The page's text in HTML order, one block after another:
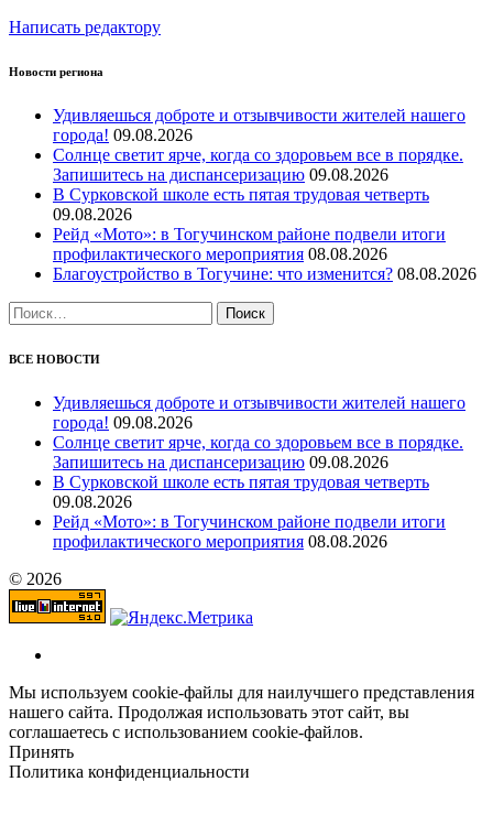
Написать редактору
Новости региона
Удивляешься доброте и отзывчивости жителей нашего
города! 09.08.2026
Солнце светит ярче, когда со здоровьем все в порядке.
Запишитесь на диспансеризацию 09.08.2026
В Сурковской школе есть пятая трудовая четверть
09.08.2026
Рейд «Мото»: в Тогучинском районе подвели итоги
профилактического мероприятия 08.08.2026
Благоустройство в Тогучине: что изменится? 08.08.2026
Найти:
ВСЕ НОВОСТИ
Удивляешься доброте и отзывчивости жителей нашего
города! 09.08.2026
Солнце светит ярче, когда со здоровьем все в порядке.
Запишитесь на диспансеризацию 09.08.2026
В Сурковской школе есть пятая трудовая четверть
09.08.2026
Рейд «Мото»: в Тогучинском районе подвели итоги
профилактического мероприятия 08.08.2026
© 2026
Мы используем cookie-файлы для наилучшего представления
нашего сайта. Продолжая использовать этот сайт, вы
соглашаетесь с использованием cookie-файлов.
Принять
Политика конфиденциальности